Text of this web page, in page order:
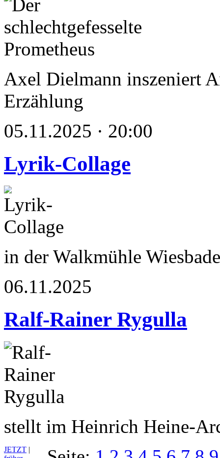
Axel Dielmann inszeniert
Erzählung
05.11.2025 · 20:00
Lyrik-Collage
in der Walkmühle
06.11.2025
Ralf-Rainer Rygulla
stellt im Heinrich Heine-
JETZT |